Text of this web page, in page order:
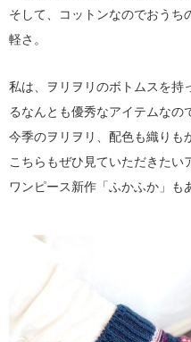
そして、コットンなのでおうち
軽さ。
私は、ヲリヲリのボトムスを持
るなんとも優秀なアイテムなの
今季のヲリヲリ、配色も織りも
こちらもぜひ見ていただきたい
ワンピース新作「ふかふか」も